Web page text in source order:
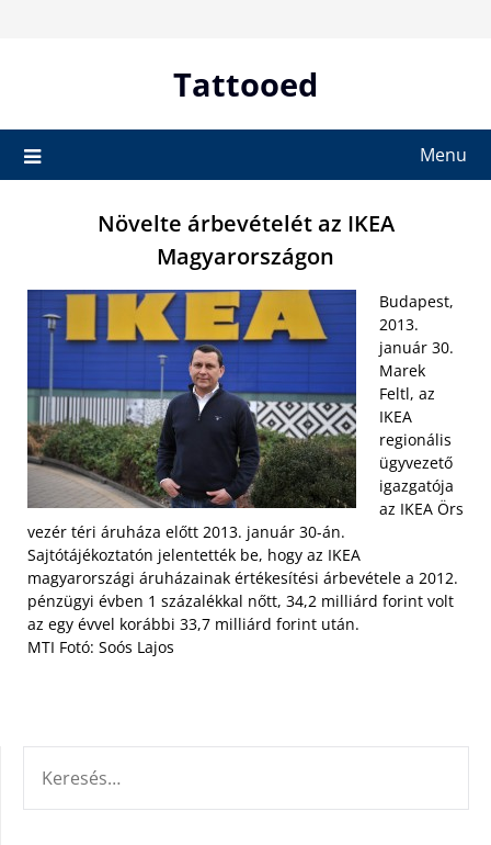
Tattooed
Menu
Növelte árbevételét az IKEA
Magyarországon
Budapest,
2013.
január 30.
Marek
Feltl, az
IKEA
regionális
ügyvezető
igazgatója
az IKEA Örs
vezér téri áruháza előtt 2013. január 30-án.
Sajtótájékoztatón jelentették be, hogy az IKEA
magyarországi áruházainak értékesítési árbevétele a 2012.
pénzügyi évben 1 százalékkal nőtt, 34,2 milliárd forint volt
az egy évvel korábbi 33,7 milliárd forint után.
MTI Fotó: Soós Lajos